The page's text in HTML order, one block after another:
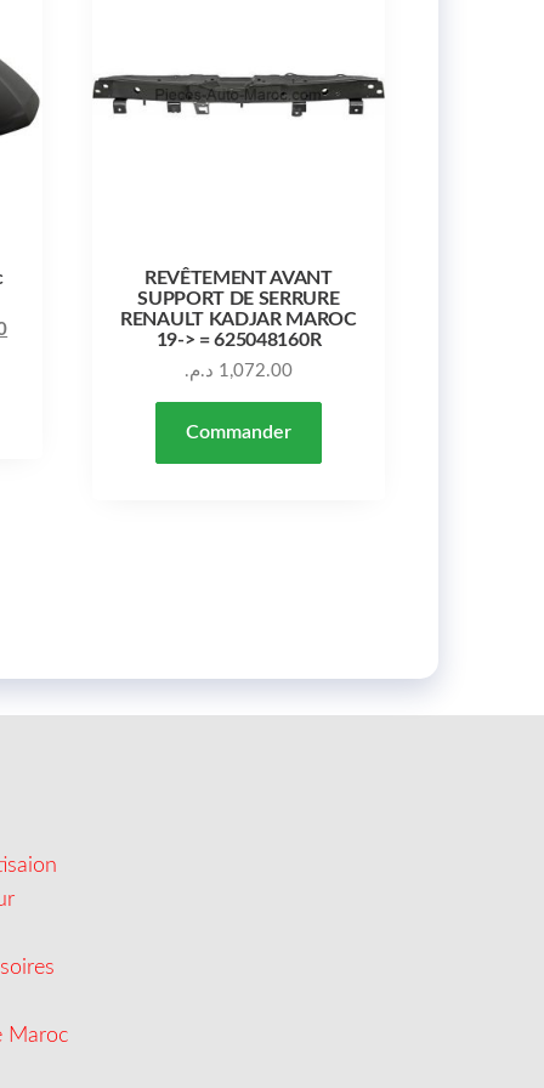
Le prix initial était : 8,000.00 د.م.. Le prix actuel est : 7,200.00 د.م..
REVÊTEMENT AVANT
SUPPORT DE SERRURE
RENAULT KADJAR MAROC
19-> = 625048160R
1,072.00 د.م.
Commander
Maroc